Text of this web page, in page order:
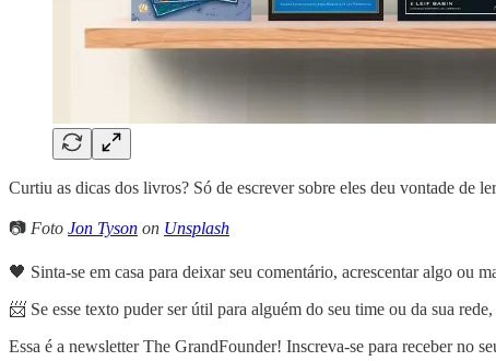
Curtiu as dicas dos livros? Só de escrever sobre eles deu vontade de
📷 Foto Jon Tyson on Unsplash
🖤 Sinta-se em casa para deixar seu comentário, acrescentar algo ou
📨 Se esse texto puder ser útil para alguém do seu time ou da sua
Essa é a newsletter The GrandFounder! Inscreva-se para receber no